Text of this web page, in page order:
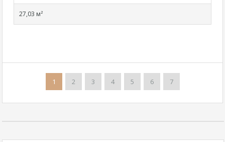
27,03 м²
1 2 3 4 5 6 7